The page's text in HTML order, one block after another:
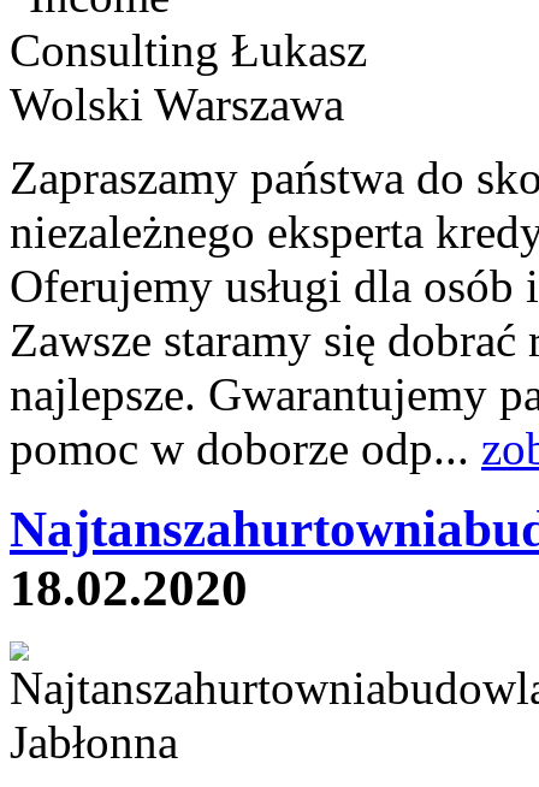
Zapraszamy państwa do
niezależnego eksperta
Oferujemy usługi dla
Zawsze staramy się
najlepsze. Gwarantujemy
pomoc w doborze odp...
18.02.2020